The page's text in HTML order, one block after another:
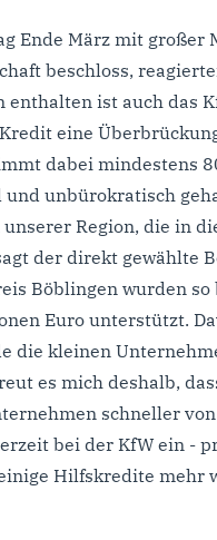
Ende März mit
beschloss,
enthalten ist auch das
eine
dabei mindestens
unbürokratisch
Region, die in
der direkt gewählte
Böblingen wurden
Euro unterstützt.
die kleinen
es mich deshalb,
schneller
bei der KfW ein -
Hilfskredite mehr